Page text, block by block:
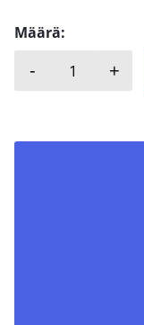
Määrä:
- +